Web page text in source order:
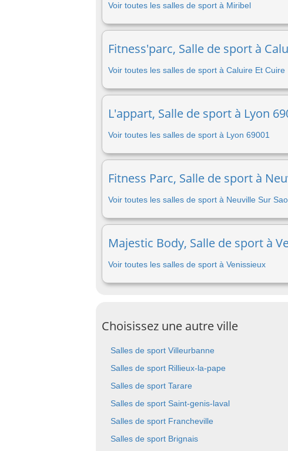
Voir toutes les salles de sport à Miribel
Fitness'parc, Salle de sport à
Voir toutes les salles de sport à Caluire Et Cuire
L'appart, Salle de sport à Lyon
Voir toutes les salles de sport à Lyon 69001
Fitness Parc, Salle de sport à
Voir toutes les salles de sport à Neuville Sur
Majestic Body, Salle de sport à
Voir toutes les salles de sport à Venissieux
Choisissez une autre ville
Salles de sport Villeurbanne
Salles de sport Rillieux-la-pape
Salles de sport Tarare
Salles de sport Saint-genis-laval
Salles de sport Francheville
Salles de sport Brignais